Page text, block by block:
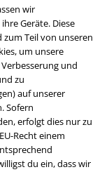
wir
Geräte. Diese
Teil von unseren
um unsere
und
zu
auf unserer
Sofern
erfolgt dies nur zu
Recht einem
du ein, dass wir
Sahne Fischfilet, Die
beinhalten,
da
von 09:00 Uhr bis